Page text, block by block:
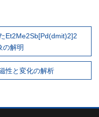
Et2Me2Sb[Pd(dmit)2]2
の解明
性と変化の解析